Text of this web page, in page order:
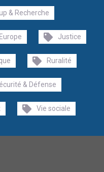
& Recherche
Europe Justice
Ruralité
& Défense
Vie sociale